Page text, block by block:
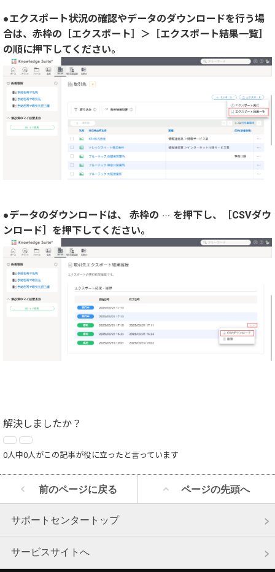
●エクスポート状況の確認やデータのダウンロードを行う場
合は、赤枠の ［エクスポート］＞［エクスポート結果一覧］
の順に押下してください。
●データのダウンロードは、 赤枠の
を押下し、［CSVダウ
ンロード］を押下してください。
解決しましたか？
0人中0人がこの記事が役に立ったと言っています
前のページに戻る ページの先頭へ
サポートセンタートップ
サービスサイトへ